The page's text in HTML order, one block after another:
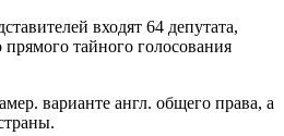
входят 64 депутата,
тайного голосования
варианте англ. общего права, а